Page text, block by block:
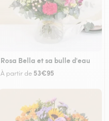
Rosa Bella et sa bulle d'eau
À partir de 53€95